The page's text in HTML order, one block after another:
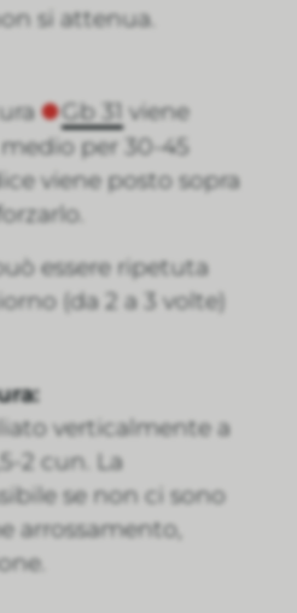
si attenua.
Gb 31
viene
per 30-45
viene posto sopra
essere ripetuta
(da 2 a 3 volte)
verticalmente a
2 cun. La
se non ci sono
arrossamento,